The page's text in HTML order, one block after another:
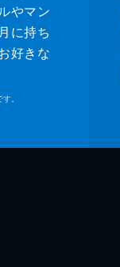
やマン
に持ち
好きな
。